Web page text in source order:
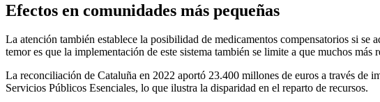
Efectos en comunidades más pequeñas
La atención también establece la posibilidad de medicamentos compensatorios si
temor es que la implementación de este sistema también se limite a que muchos
La reconciliación de Cataluña en 2022 aportó 23.400 millones de euros a través
Servicios Públicos Esenciales, lo que ilustra la disparidad en el reparto de recursos.